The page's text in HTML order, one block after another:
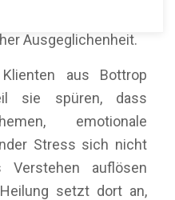
Ausgeglichenheit.
aus Bottrop
sie spüren, dass
emotionale
Stress sich nicht
Verstehen auflösen
setzt dort an,